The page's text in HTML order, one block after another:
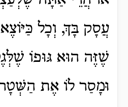
עֲסָק בָּךְ, וְכָל
שֶׁזֶּה הוּא גּוּפוֹ
וּמָסַר לוֹ אֶת הַשְּׁטָר